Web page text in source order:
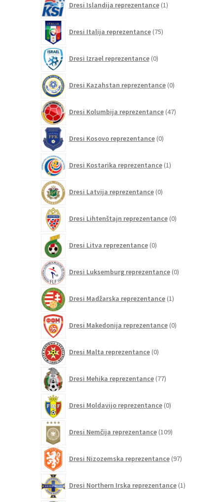
Dresi Islandija reprezentance 1izdelek
Dresi Italija reprezentance 75izdelkov
Dresi Izrael reprezentance 0izdelkov
Dresi Kazahstan reprezentance 0izdelkov
Dresi Kolumbija reprezentance 47izdelkov
Dresi Kosovo reprezentance 0izdelkov
Dresi Kostarika reprezentance 1izdelek
Dresi Latvija reprezentance 0izdelkov
Dresi Lihtenštajn reprezentance 0izdelkov
Dresi Litva reprezentance 0izdelkov
Dresi Luksemburg reprezentance 0izdelkov
Dresi Madžarska reprezentance 1izdelek
Dresi Makedonija reprezentance 0izdelkov
Dresi Malta reprezentance 0izdelkov
Dresi Mehika reprezentance 77izdelkov
Dresi Moldavijo reprezentance 0izdelkov
Dresi Nemčija reprezentance 109izdelkov
Dresi Nizozemska reprezentance 97izdelkov
Dresi Northern Irska reprezentance 1izdelek